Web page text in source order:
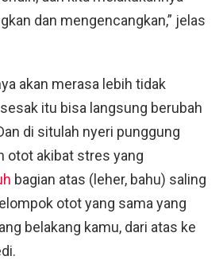
dan mengencangkan,” jelas
akan merasa lebih tidak
itu bisa langsung berubah
di situlah nyeri punggung
otot akibat stres yang
bagian atas (leher, bahu) saling
otot yang sama yang
belakang kamu, dari atas ke